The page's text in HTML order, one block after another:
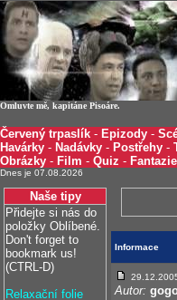
Omluvte mě, kapitáne Pisoáre.
Červený trpaslík - Epizody -
Havárky - Nadávky - Postřehy -
Obrázky - Film - Quiz - Fantazie
Dnes je 07.08.2026
Naše tipy
Přidejte si nás do
položky Oblíbené.
Don't forget to
bookmark us!
(CTRL-D)
Relaxační folie
Informace
Autor: